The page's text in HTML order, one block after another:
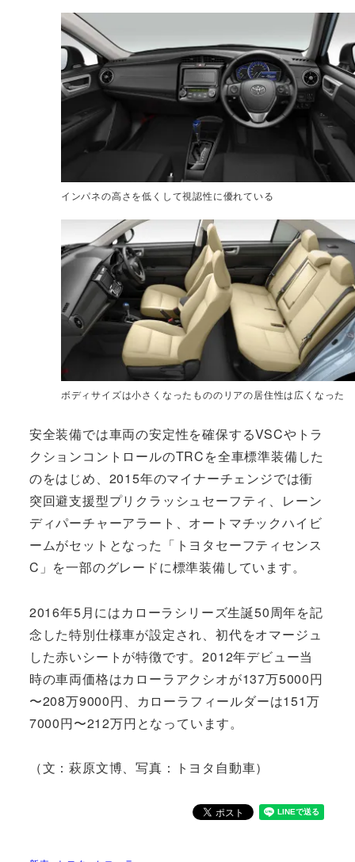
インパネの高さを低くして視認性に優れている
ボディサイズは小さくなったもののリアの居住性は広くなった
安全装備では車両の安定性を確保するVSCやトラ
クションコントロールのTRCを全車標準装備した
のをはじめ、2015年のマイナーチェンジでは衝
突回避支援型プリクラッシュセーフティ、レーン
ディパーチャーアラート、オートマチックハイビ
ームがセットとなった「トヨタセーフティセンス
C」を一部のグレードに標準装備しています。
2016年5月にはカローラシリーズ生誕50周年を記
念した特別仕様車が設定され、初代をオマージュ
した赤いシートが特徴です。2012年デビュー当
時の車両価格はカローラアクシオが137万5000円
〜208万9000円、カローラフィールダーは151万
7000円〜212万円となっています。
（文：萩原文博、写真：トヨタ自動車）